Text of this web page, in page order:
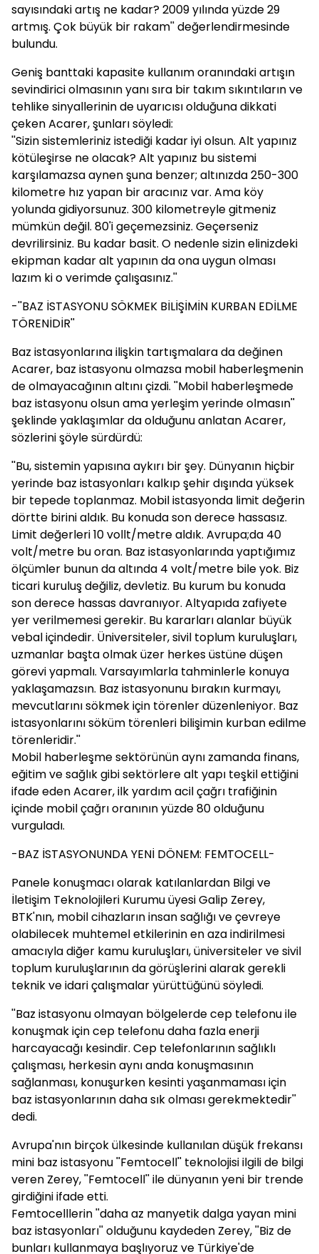
sayısındaki artış ne kadar? 2009 yılında yüzde 29
artmış. Çok büyük bir rakam'' değerlendirmesinde
bulundu.
Geniş banttaki kapasite kullanım oranındaki artışın
sevindirici olmasının yanı sıra bir takım sıkıntıların ve
tehlike sinyallerinin de uyarıcısı olduğuna dikkati
çeken Acarer, şunları söyledi:
''Sizin sistemleriniz istediği kadar iyi olsun. Alt yapınız
kötüleşirse ne olacak? Alt yapınız bu sistemi
karşılamazsa aynen şuna benzer; altınızda 250-300
kilometre hız yapan bir aracınız var. Ama köy
yolunda gidiyorsunuz. 300 kilometreyle gitmeniz
mümkün değil. 80'i geçemezsiniz. Geçerseniz
devrilirsiniz. Bu kadar basit. O nedenle sizin elinizdeki
ekipman kadar alt yapının da ona uygun olması
lazım ki o verimde çalışasınız.''
-''BAZ İSTASYONU SÖKMEK BİLİŞİMİN KURBAN EDİLME
TÖRENİDİR''
Baz istasyonlarına ilişkin tartışmalara da değinen
Acarer, baz istasyonu olmazsa mobil haberleşmenin
de olmayacağının altını çizdi. ''Mobil haberleşmede
baz istasyonu olsun ama yerleşim yerinde olmasın''
şeklinde yaklaşımlar da olduğunu anlatan Acarer,
sözlerini şöyle sürdürdü:
''Bu, sistemin yapısına aykırı bir şey. Dünyanın hiçbir
yerinde baz istasyonları kalkıp şehir dışında yüksek
bir tepede toplanmaz. Mobil istasyonda limit değerin
dörtte birini aldık. Bu konuda son derece hassasız.
Limit değerleri 10 vollt/metre aldık. Avrupa;da 40
volt/metre bu oran. Baz istasyonlarında yaptığımız
ölçümler bunun da altında 4 volt/metre bile yok. Biz
ticari kuruluş değiliz, devletiz. Bu kurum bu konuda
son derece hassas davranıyor. Altyapıda zafiyete
yer verilmemesi gerekir. Bu kararları alanlar büyük
vebal içindedir. Üniversiteler, sivil toplum kuruluşları,
uzmanlar başta olmak üzer herkes üstüne düşen
görevi yapmalı. Varsayımlarla tahminlerle konuya
yaklaşamazsın. Baz istasyonunu bırakın kurmayı,
mevcutlarını sökmek için törenler düzenleniyor. Baz
istasyonlarını söküm törenleri bilişimin kurban edilme
törenleridir.''
Mobil haberleşme sektörünün aynı zamanda finans,
eğitim ve sağlık gibi sektörlere alt yapı teşkil ettiğini
ifade eden Acarer, ilk yardım acil çağrı trafiğinin
içinde mobil çağrı oranının yüzde 80 olduğunu
vurguladı.
-BAZ İSTASYONUNDA YENİ DÖNEM: FEMTOCELL-
Panele konuşmacı olarak katılanlardan Bilgi ve
İletişim Teknolojileri Kurumu üyesi Galip Zerey,
BTK'nın, mobil cihazların insan sağlığı ve çevreye
olabilecek muhtemel etkilerinin en aza indirilmesi
amacıyla diğer kamu kuruluşları, üniversiteler ve sivil
toplum kuruluşlarının da görüşlerini alarak gerekli
teknik ve idari çalışmalar yürüttüğünü söyledi.
''Baz istasyonu olmayan bölgelerde cep telefonu ile
konuşmak için cep telefonu daha fazla enerji
harcayacağı kesindir. Cep telefonlarının sağlıklı
çalışması, herkesin aynı anda konuşmasının
sağlanması, konuşurken kesinti yaşanmaması için
baz istasyonlarının daha sık olması gerekmektedir''
dedi.
Avrupa'nın birçok ülkesinde kullanılan düşük frekansı
mini baz istasyonu ''Femtocell'' teknolojisi ilgili de bilgi
veren Zerey, ''Femtocell'' ile dünyanın yeni bir trende
girdiğini ifade etti.
Femtocelllerin ''daha az manyetik dalga yayan mini
baz istasyonları'' olduğunu kaydeden Zerey, ''Biz de
bunları kullanmaya başlıyoruz ve Türkiye'de